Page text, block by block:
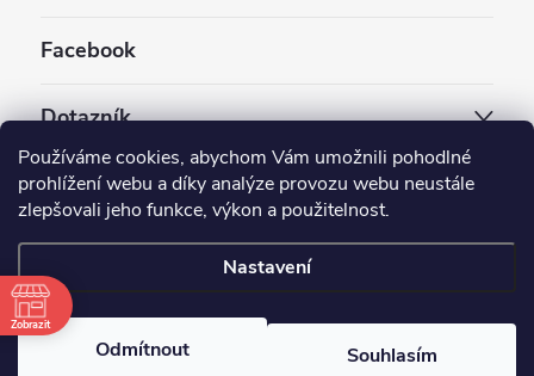
Používáme cookies, abychom Vám umožnili pohodlné
prohlížení webu a díky analýze provozu webu neustále
zlepšovali jeho funkce, výkon a použitelnost.
Nastavení
Odmítnout Souhlasím
Facebook
Dotazník
Jaký styl vapování vám vyhovuje ?
Copyright 2026
Upravit nastavení cookies
Zobrazit